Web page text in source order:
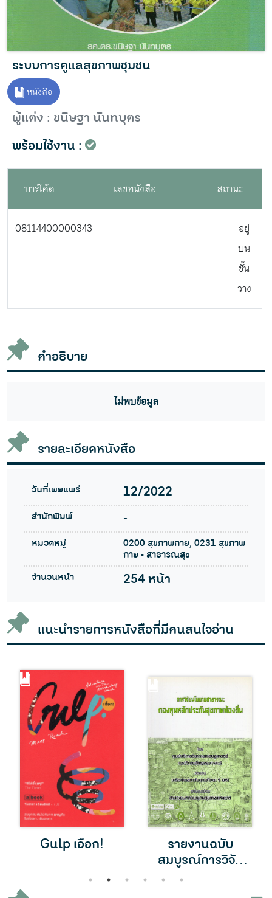
ระบบการดูแลสุขภาพชุมชน
หนังสือ
ผู้แต่ง : ขนิษฐา นันทบุตร
พร้อมใช้งาน :
บาร์โค้ด เลขหนังสือ สถานะ
08114400000343
อยู่
บน
ชั้น
วาง
คำอธิบาย
ไม่พบข้อมูล
รายละเอียดหนังสือ
วันที่เผยแพร่ 12/2022
สำนักพิมพ์ -
หมวดหมู่
0200 สุขภาพกาย, 0231 สุขภาพ
กาย - สาธารณสุข
จำนวนหน้า
254 หน้า
แนะนำรายการหนังสือที่มีคนสนใจอ่าน
Gulp เอื้อก!
รายงานฉบับ
สมบูรณ์การวิจัย
นโยบายสาธารณะ
1 2 3 4 5 6